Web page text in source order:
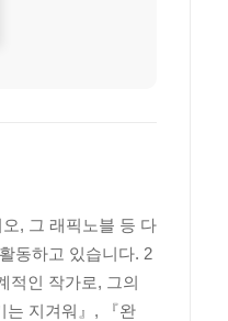
, 그 래픽노블 등 다
동하고 있습니다. 2
적인 작가로, 그의
는 지겨워』, 『완